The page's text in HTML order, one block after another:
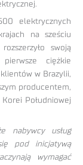
elektrycznych
na sześciu
swoją
ciężkie
w Brazylii,
producentem,
Południowej
nabywcy usług
pod inicjatywą
wymagać